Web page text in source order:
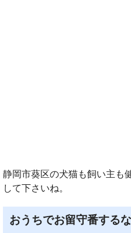
静岡市葵区の犬猫も飼い主も
して下さいね。
おうちでお留守番する